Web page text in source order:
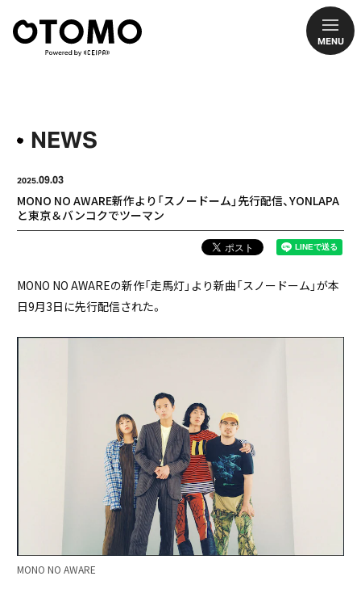
MENU
NEWS
2025.09.03
MONO NO AWARE新作より「スノードーム」先行配信、YONLAPA
と東京＆バンコクでツーマン
MONO NO AWAREの新作「走馬灯」より新曲「スノードーム」が本
日9月3日に先行配信された。
MONO NO AWARE